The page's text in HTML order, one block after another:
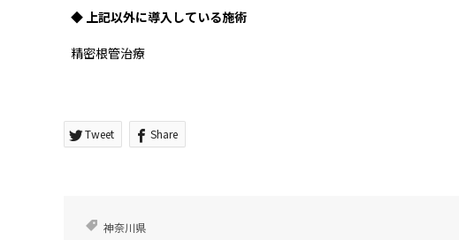
◆ 上記以外に導入している施術
精密根管治療
Tweet Share
神奈川県